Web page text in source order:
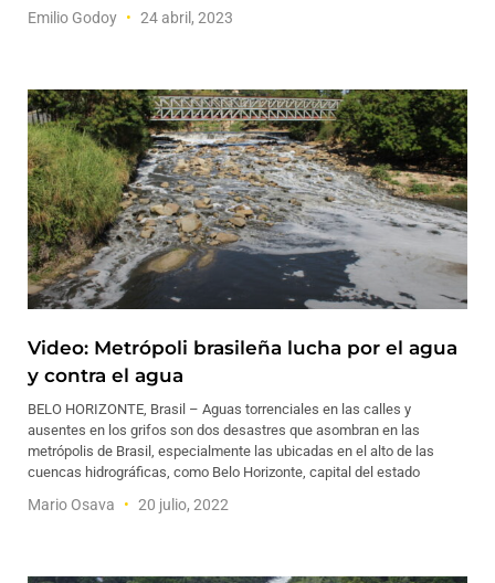
Emilio Godoy 24 abril, 2023
Video: Metrópoli brasileña lucha por el agua
y contra el agua
BELO HORIZONTE, Brasil – Aguas torrenciales en las calles y
ausentes en los grifos son dos desastres que asombran en las
metrópolis de Brasil, especialmente las ubicadas en el alto de las
cuencas hidrográficas, como Belo Horizonte, capital del estado
Mario Osava 20 julio, 2022